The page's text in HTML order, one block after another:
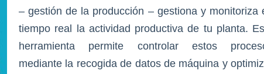
– gestión de la producción – gestiona y monitoriza
tiempo real la actividad productiva de tu planta.
herramienta permite controlar estos
mediante la recogida de datos de máquina y